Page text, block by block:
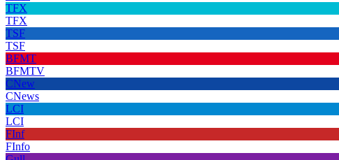
TFX
TFX
TSF
TSF
BFMT
BFMTV
CNew
CNews
LCI
LCI
FInf
FInfo